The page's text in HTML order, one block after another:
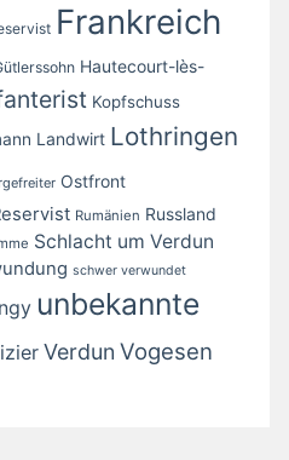
Frankreich
Hautecourt-lès-
Kopfschuss
Landwirt Lothringen
Ostfront
Rumänien Russland
Schlacht um Verdun
schwer verwundet
unbekannte
Verdun Vogesen